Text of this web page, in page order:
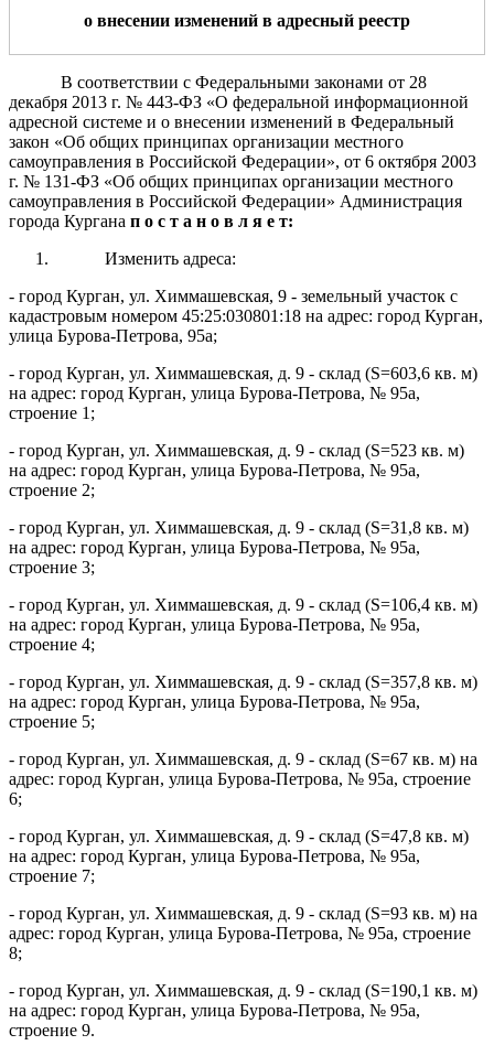
о внесении изменений в адресный реестр
В соответствии с Федеральными законами от 28
декабря 2013 г. № 443-ФЗ «О федеральной информационной
адресной системе и о внесении изменений в Федеральный
закон «Об общих принципах организации местного
самоуправления в Российской Федерации», от 6 октября 2003
г. № 131-ФЗ «Об общих принципах организации местного
самоуправления в Российской Федерации» Администрация
города Кургана п о с т а н о в л я е т:
Изменить адреса:
- город Курган, ул. Химмашевская, 9 - земельный участок с
кадастровым номером 45:25:030801:18 на адрес: город Курган,
улица Бурова-Петрова, 95а;
- город Курган, ул. Химмашевская, д. 9 - склад (S=603,6 кв. м)
на адрес: город Курган, улица Бурова-Петрова, № 95а,
строение 1;
- город Курган, ул. Химмашевская, д. 9 - склад (S=523 кв. м)
на адрес: город Курган, улица Бурова-Петрова, № 95а,
строение 2;
- город Курган, ул. Химмашевская, д. 9 - склад (S=31,8 кв. м)
на адрес: город Курган, улица Бурова-Петрова, № 95а,
строение 3;
- город Курган, ул. Химмашевская, д. 9 - склад (S=106,4 кв. м)
на адрес: город Курган, улица Бурова-Петрова, № 95а,
строение 4;
- город Курган, ул. Химмашевская, д. 9 - склад (S=357,8 кв. м)
на адрес: город Курган, улица Бурова-Петрова, № 95а,
строение 5;
- город Курган, ул. Химмашевская, д. 9 - склад (S=67 кв. м) на
адрес: город Курган, улица Бурова-Петрова, № 95а, строение
6;
- город Курган, ул. Химмашевская, д. 9 - склад (S=47,8 кв. м)
на адрес: город Курган, улица Бурова-Петрова, № 95а,
строение 7;
- город Курган, ул. Химмашевская, д. 9 - склад (S=93 кв. м) на
адрес: город Курган, улица Бурова-Петрова, № 95а, строение
8;
- город Курган, ул. Химмашевская, д. 9 - склад (S=190,1 кв. м)
на адрес: город Курган, улица Бурова-Петрова, № 95а,
строение 9.